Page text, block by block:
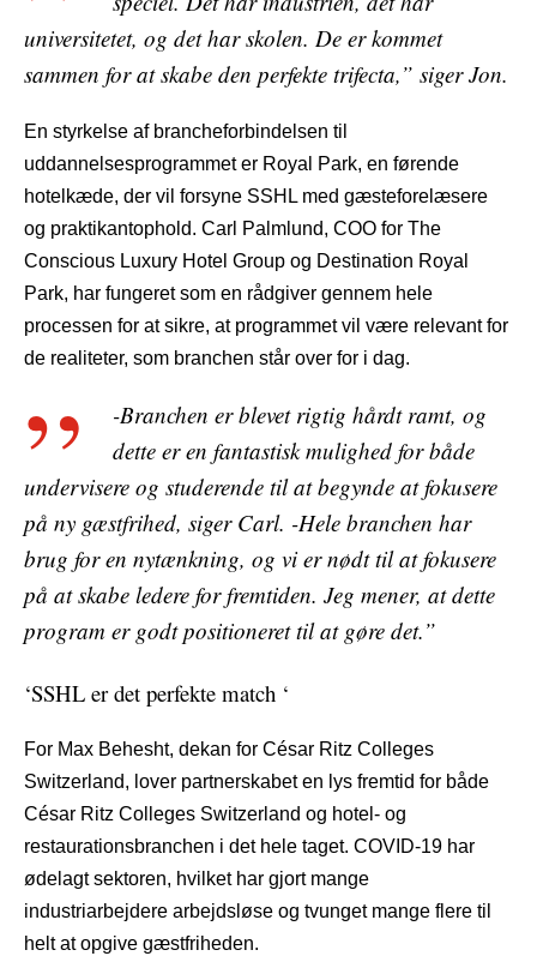
universitetet, og det har skolen. De er kommet
sammen for at skabe den perfekte trifecta,” siger Jon.
En styrkelse af brancheforbindelsen til
uddannelsesprogrammet er Royal Park, en førende
hotelkæde, der vil forsyne SSHL med gæsteforelæsere
og praktikantophold. Carl Palmlund, COO for The
Conscious Luxury Hotel Group og Destination Royal
Park, har fungeret som en rådgiver gennem hele
processen for at sikre, at programmet vil være relevant for
de realiteter, som branchen står over for i dag.
-Branchen er blevet rigtig hårdt ramt, og
dette er en fantastisk mulighed for både
undervisere og studerende til at begynde at fokusere
på ny gæstfrihed, siger Carl. -Hele branchen har
brug for en nytænkning, og vi er nødt til at fokusere
på at skabe ledere for fremtiden. Jeg mener, at dette
program er godt positioneret til at gøre det.”
‘SSHL er det perfekte match ‘
For Max Behesht, dekan for César Ritz Colleges
Switzerland, lover partnerskabet en lys fremtid for både
César Ritz Colleges Switzerland og hotel- og
restaurationsbranchen i det hele taget. COVID-19 har
ødelagt sektoren, hvilket har gjort mange
industriarbejdere arbejdsløse og tvunget mange flere til
helt at opgive gæstfriheden.